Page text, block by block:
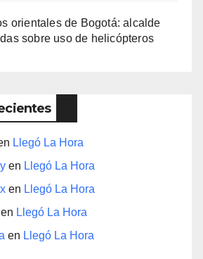
orientales de Bogotá: alcalde
sobre uso de helicópteros
Llegó La Hora
en Llegó La Hora
en Llegó La Hora
en Llegó La Hora
en Llegó La Hora